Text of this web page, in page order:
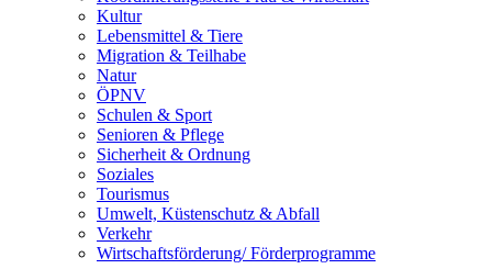
Kultur
Lebensmittel & Tiere
Migration & Teilhabe
Natur
ÖPNV
Schulen & Sport
Senioren & Pflege
Sicherheit & Ordnung
Soziales
Tourismus
Umwelt, Küstenschutz & Abfall
Verkehr
Wirtschaftsförderung/ Förderprogramme